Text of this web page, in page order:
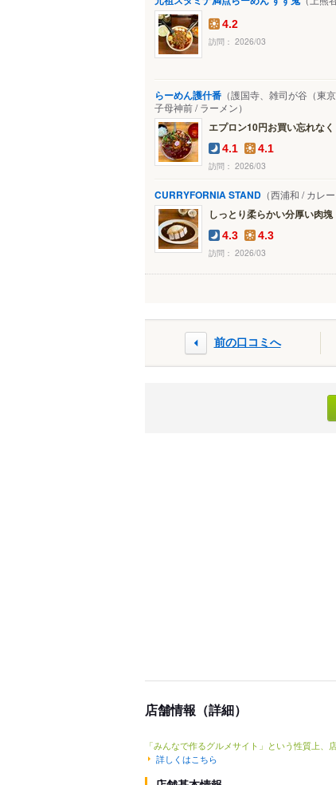
4.2
訪問： 2026/03
らーめん護什番 （護国寺、雑司が谷（東
子母神前 / ラーメン）
エプロン10円お買い忘れなく
4.1 4.1
訪問： 2026/03
CURRYFORNIA STAND （西浦和 / カレ
しっとり柔らかい分厚い肉塊
4.3 4.3
訪問： 2026/03
前の口コミへ
店舗情報（詳細）
「みんなで作るグルメサイト」という性質上
詳しくはこちら